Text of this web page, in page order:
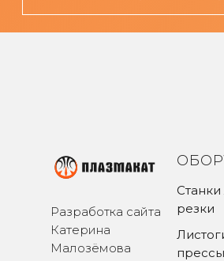
Разработка сайта
Катерина
Малозёмова
резки
прессы